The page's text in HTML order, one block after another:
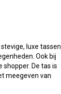
luxe tassen
Ook bij
De tas is
meegeven van